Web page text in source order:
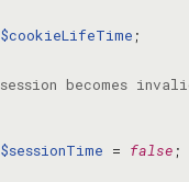
$cookieLifeTime
$sessionTime = false